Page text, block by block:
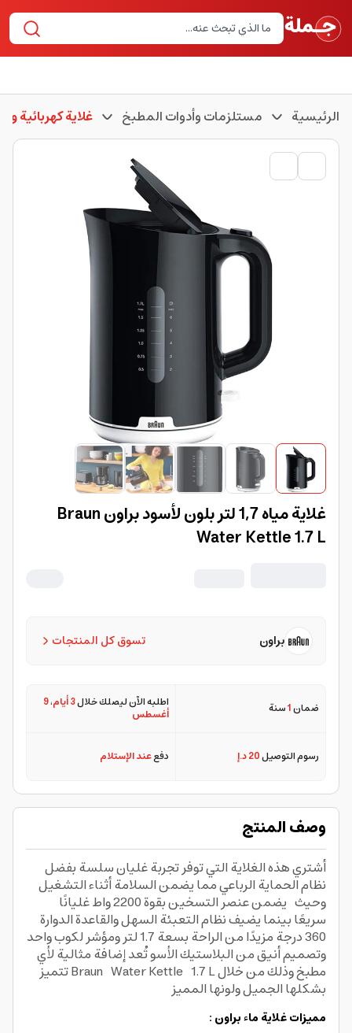
الرئيسية مستلزمات وأدوات المطبخ غلاية كهربائية
غلاية مياه 1,7 لتر بلون لأسود براون Braun
Water Kettle 1.7 L
تسوق كل المنتجات براون
ضمان1سنة اطلبه الآن ليصلك خلال3 أيام ،9
أغسطس
رسوم التوصيل20 د.إ دفععند الإستلام
وصف المنتج
أشتري هذه الغلاية التي توفر تجربة غليان سلسة بفضل
نظام الحماية الرباعي مما يضمن السلامة أثناء التشغيل
وحيث يضمن عنصر التسخين بقوة 2200 واط غليانًا
سريعًا بينما يضيف نظام التعبئة السهل والقاعدة الدوارة
360 درجة مزيدًا من الراحة بسعة 1.7 لتر ومؤشر لكوب واحد
وتصميم أنيق من البلاستيك الأسو تُعد إضافة مثالية لأي
مطبخ وذلك من خلال Braun Water Kettle 1.7 L تتميز
بشكلها الجميل ولونها المميز
مميزات غلاية ماء براون :